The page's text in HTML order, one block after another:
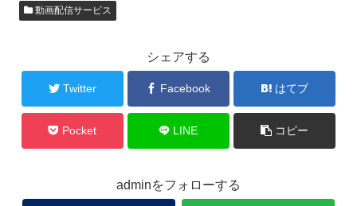
動画配信サービス
シェアする
Twitter Facebook はてブ
Pocket LINE コピー
adminをフォローする